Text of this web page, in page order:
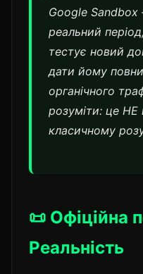
Google
реальний
тестує новий
дати йому
органічного
розуміти: це НЕ
класичному
📜 Офіційна
Реальність